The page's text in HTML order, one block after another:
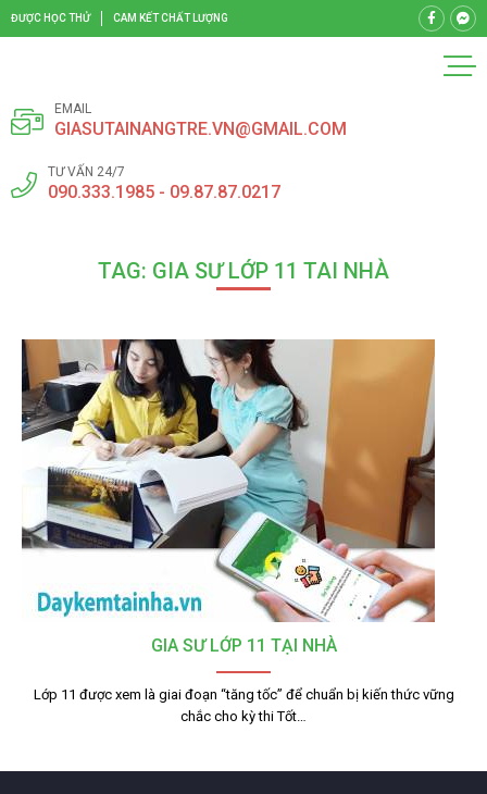
ĐƯỢC HỌC THỬ CAM KẾT CHẤT LƯỢNG
EMAIL
GIASUTAINANGTRE.VN@GMAIL.COM
TƯ VẤN 24/7
090.333.1985 - 09.87.87.0217
TAG: GIA SƯ LỚP 11 TAI NHÀ
GIA SƯ LỚP 11 TẠI NHÀ
Lớp 11 được xem là giai đoạn “tăng tốc” để chuẩn bị kiến thức vững
chắc cho kỳ thi Tốt…